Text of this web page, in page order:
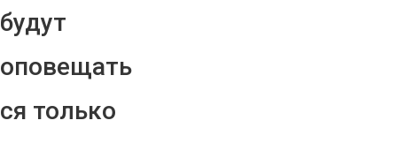
будут
оповещать
ся только